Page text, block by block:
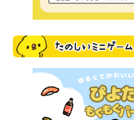
たのしいミニゲーム